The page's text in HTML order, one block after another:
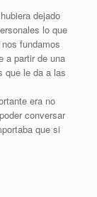
dejado
lo que
fundamos
a partir de una
que le da a las
era no
conversar
que si